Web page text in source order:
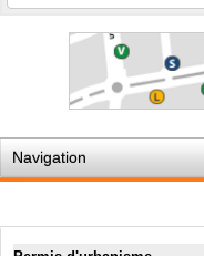
Navigation
Règles du jeu